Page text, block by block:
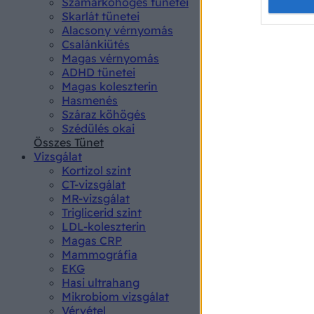
Skarlát tünetei
Alacsony vérnyomás
Csalánkiütés
Magas vérnyomás
ADHD tünetei
Magas koleszterin
Hasmenés
Száraz köhögés
Szédülés okai
Összes Tünet
Vizsgálat
Kortizol szint
CT-vizsgálat
MR-vizsgálat
Triglicerid szint
LDL-koleszterin
Magas CRP
Mammográfia
EKG
Hasi ultrahang
Mikrobiom vizsgálat
Vérvétel